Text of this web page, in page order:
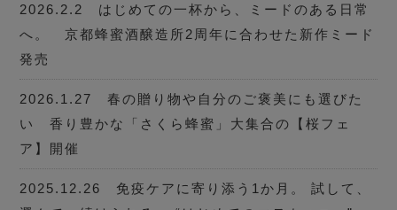
2026.2.2 はじめての一杯から、ミードのある日常
へ。 京都蜂蜜酒醸造所2周年に合わせた新作ミード
発売
2026.1.27 春の贈り物や自分のご褒美にも選びた
い 香り豊かな「さくら蜂蜜」大集合の【桜フェ
ア】開催
2025.12.26 免疫ケアに寄り添う1か月。 試して、